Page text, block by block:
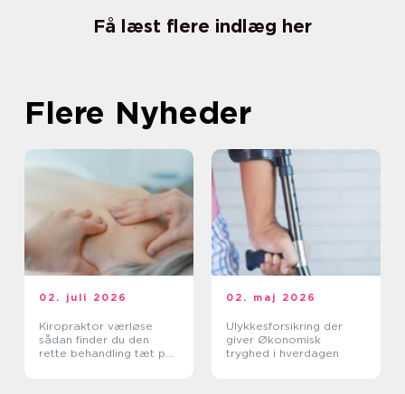
Få læst flere indlæg her
Flere Nyheder
02. juli 2026
Kiropraktor værløse
sådan finder du den
rette behandling tæt på
02. maj 2026
Ulykkesforsikring der
giver Økonomisk
tryghed i hverdagen